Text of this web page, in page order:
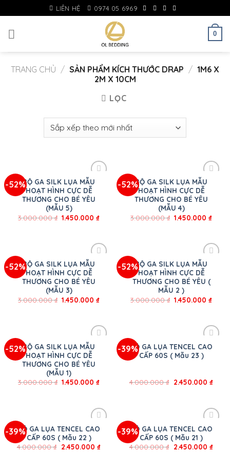
to
content
LIÊN HỆ 0974 05 6969
0
TRANG CHỦ / SẢN PHẨM KÍCH THƯỚC DRAP / 1M6 X
2M X 10CM
LỌC
-52%BỘ GA SILK LỤA MẪU
HOẠT HÌNH CỰC DỄ
THƯƠNG CHO BÉ YÊU
(MẪU 5)
3.000.000₫ 1.450.000₫
-52%BỘ GA SILK LỤA MẪU
HOẠT HÌNH CỰC DỄ
THƯƠNG CHO BÉ YÊU
(MẪU 4)
3.000.000₫ 1.450.000₫
-52%BỘ GA SILK LỤA MẪU
HOẠT HÌNH CỰC DỄ
THƯƠNG CHO BÉ YÊU
(MẪU 3)
3.000.000₫ 1.450.000₫
-52%BỘ GA SILK LỤA MẪU
HOẠT HÌNH CỰC DỄ
THƯƠNG CHO BÉ YÊU (
MẪU 2 )
3.000.000₫ 1.450.000₫
-52%BỘ GA SILK LỤA MẪU
HOẠT HÌNH CỰC DỄ
THƯƠNG CHO BÉ YÊU
(MẪU 1)
3.000.000₫ 1.450.000₫
-39%BỘ GA LỤA TENCEL CAO
CẤP 60S ( Mẫu 23 )
4.000.000₫ 2.450.000 ₫
-39%BỘ GA LỤA TENCEL CAO
CẤP 60S ( Mẫu 22 )
4.000.000₫ 2.450.000 ₫
-39%BỘ GA LỤA TENCEL CAO
CẤP 60S ( Mẫu 21 )
4.000.000₫ 2.450.000 ₫